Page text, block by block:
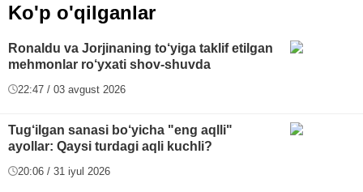
Ko'p o'qilganlar
Ronaldu va Jorjinaning to‘yiga taklif etilgan
mehmonlar ro‘yxati shov-shuvda
22:47 / 03 avgust 2026
Tug‘ilgan sanasi bo‘yicha "eng aqlli"
ayollar: Qaysi turdagi aqli kuchli?
20:06 / 31 iyul 2026